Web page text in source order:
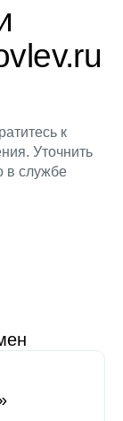
к
Уточнить
в службе